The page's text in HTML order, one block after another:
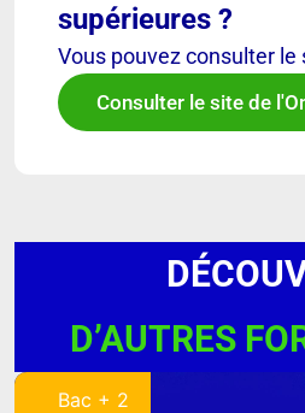
supérieures ?
Vous pouvez consulter le
Consulter le site de
D’AUTRES
Bac + 2